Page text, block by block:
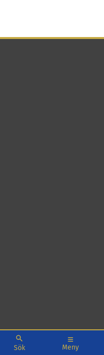
Sök Meny